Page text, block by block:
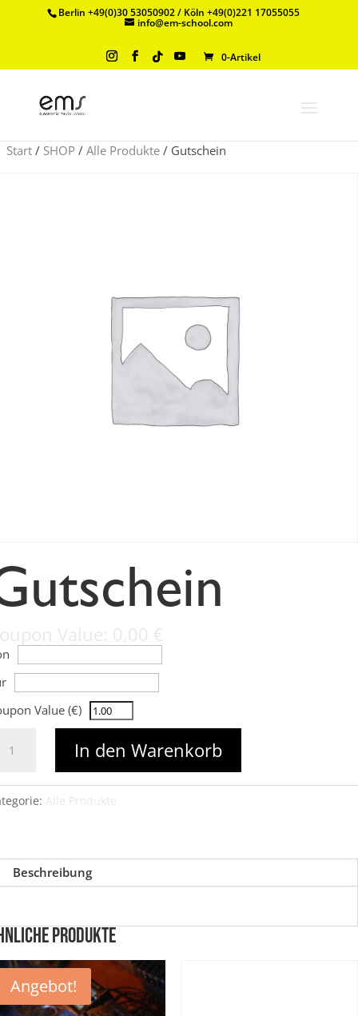
Berlin +49(0)30 53050902 / Köln +49(0)221 17055055
info@em-school.com
0-Artikel
Start / SHOP /Alle Produkte / Gutschein
Value (€)
In den Warenkorb
Beschreibung
Produkte
Angebot!